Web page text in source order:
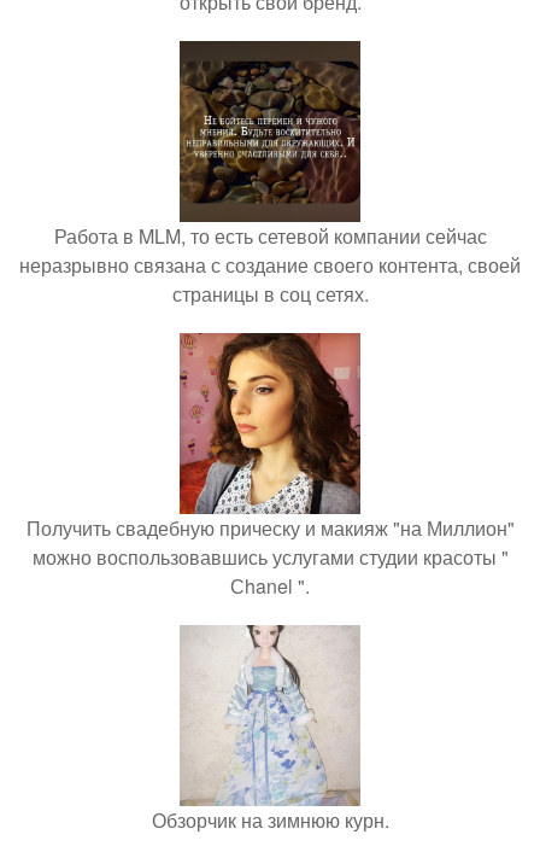
Работа в MLM, то есть сетевой компании сейчас
неразрывно связана с создание своего контента, своей
страницы в соц сетях.
Получить свадебную прическу и макияж "на Миллион"
можно воспользовавшись услугами студии красоты "
Сhanel ".
Обзорчик на зимнюю курн.